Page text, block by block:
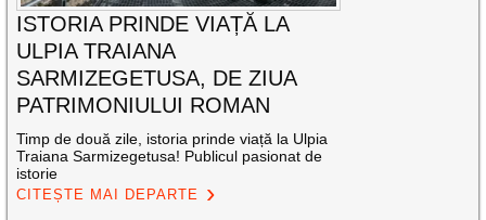
ISTORIA PRINDE VIAȚĂ LA
ULPIA TRAIANA
SARMIZEGETUSA, DE ZIUA
PATRIMONIULUI ROMAN
Timp de două zile, istoria prinde viață la Ulpia
Traiana Sarmizegetusa! Publicul pasionat de
istorie
CITEȘTE MAI DEPARTE